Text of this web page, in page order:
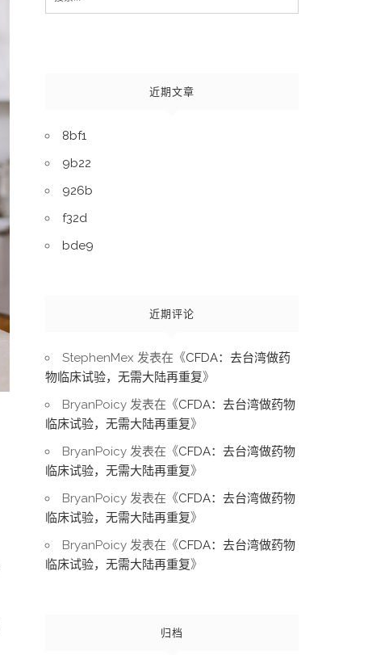
for:
近期文章
8bf1
9b22
926b
f32d
bde9
近期评论
StephenMex 发表在《CFDA：去台湾做药
物临床试验，无需大陆再重复》
BryanPoicy 发表在《CFDA：去台湾做药物
临床试验，无需大陆再重复》
BryanPoicy 发表在《CFDA：去台湾做药物
临床试验，无需大陆再重复》
BryanPoicy 发表在《CFDA：去台湾做药物
临床试验，无需大陆再重复》
BryanPoicy 发表在《CFDA：去台湾做药物
临床试验，无需大陆再重复》
归档